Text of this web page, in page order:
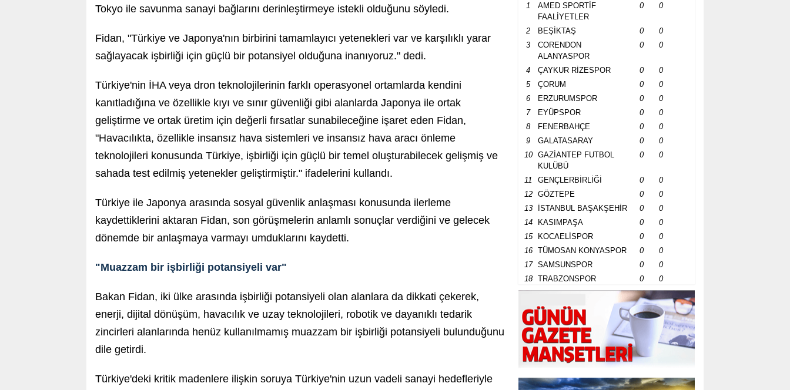
Tokyo ile savunma sanayi bağlarını derinleştirmeye istekli olduğunu söyledi.
Fidan, "Türkiye ve Japonya'nın birbirini tamamlayıcı yetenekleri var ve karşılıklı yarar
sağlayacak işbirliği için güçlü bir potansiyel olduğuna inanıyoruz." dedi.
Türkiye'nin İHA veya dron teknolojilerinin farklı operasyonel ortamlarda kendini
kanıtladığına ve özellikle kıyı ve sınır güvenliği gibi alanlarda Japonya ile ortak
geliştirme ve ortak üretim için değerli fırsatlar sunabileceğine işaret eden Fidan,
"Havacılıkta, özellikle insansız hava sistemleri ve insansız hava aracı önleme
teknolojileri konusunda Türkiye, işbirliği için güçlü bir temel oluşturabilecek gelişmiş ve
sahada test edilmiş yetenekler geliştirmiştir." ifadelerini kullandı.
Türkiye ile Japonya arasında sosyal güvenlik anlaşması konusunda ilerleme
kaydettiklerini aktaran Fidan, son görüşmelerin anlamlı sonuçlar verdiğini ve gelecek
dönemde bir anlaşmaya varmayı umduklarını kaydetti.
"Muazzam bir işbirliği potansiyeli var"
Bakan Fidan, iki ülke arasında işbirliği potansiyeli olan alanlara da dikkati çekerek,
enerji, dijital dönüşüm, havacılık ve uzay teknolojileri, robotik ve dayanıklı tedarik
zincirleri alanlarında henüz kullanılmamış muazzam bir işbirliği potansiyeli bulunduğunu
dile getirdi.
Türkiye'deki kritik madenlere ilişkin soruya Türkiye'nin uzun vadeli sanayi hedefleriyle
1
AMED SPORTİF
FAALİYETLER
0 0
2 BEŞİKTAŞ 0
0
3
CORENDON
ALANYASPOR
0 0
4 ÇAYKUR RİZESPOR 0
0
5
ÇORUM 0
0
6
ERZURUMSPOR 0
0
7
EYÜPSPOR 0
0
8
FENERBAHÇE 0
0
9
GALATASARAY 0
0
10
GAZİANTEP FUTBOL
KULÜBÜ
0 0
11 GENÇLERBİRLİĞİ 0
0
12
GÖZTEPE 0
0
13
İSTANBUL BAŞAKŞEHİR 0
0
14
KASIMPAŞA 0
0
15
KOCAELİSPOR 0
0
16
TÜMOSAN KONYASPOR 0
0
17
SAMSUNSPOR 0
0
18
TRABZONSPOR 0 0